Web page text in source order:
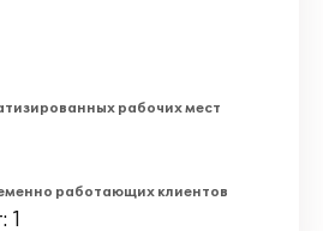
рабочих мест
работающих клиентов
1